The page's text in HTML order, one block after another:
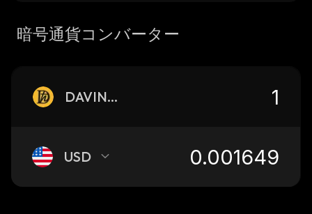
暗号通貨コンバーター
DAVINCI
USD